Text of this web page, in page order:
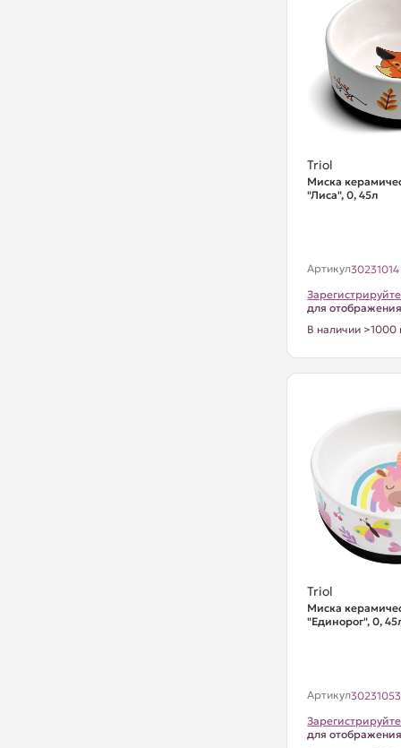
Triol
Миска
"Лиса", 0, 45л
Артикул30231014
для
В наличии >1000
Triol
Миска
"Единорог", 0,
Артикул30231053
для